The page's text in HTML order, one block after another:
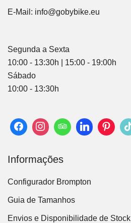
E-Mail: info@gobybike.eu
Segunda a Sexta
10:00 - 13:30h | 15:00 - 19:00h
Sábado
10:00 - 13:30h
Informações
Configurador Brompton
Guia de Tamanhos
Envios e Disponibilidade de Stock